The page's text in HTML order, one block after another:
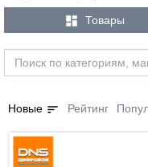
 Товары
Новые sort Рейтинг